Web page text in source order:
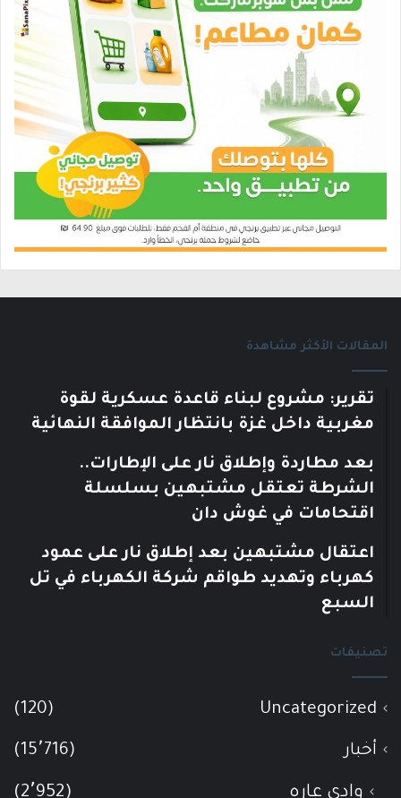
المقالات الأكثر مشاهدة
تقرير: مشروع لبناء قاعدة عسكرية لقوة
مغربية داخل غزة بانتظار الموافقة النهائية
بعد مطاردة وإطلاق نار على الإطارات..
الشرطة تعتقل مشتبهين بسلسلة
اقتحامات في غوش دان
اعتقال مشتبهين بعد إطلاق نار على عمود
كهرباء وتهديد طواقم شركة الكهرباء في تل
السبع
تصنيفات
Uncategorized
(120)
أخبار (15٬716)
وادي عاره (2٬952)